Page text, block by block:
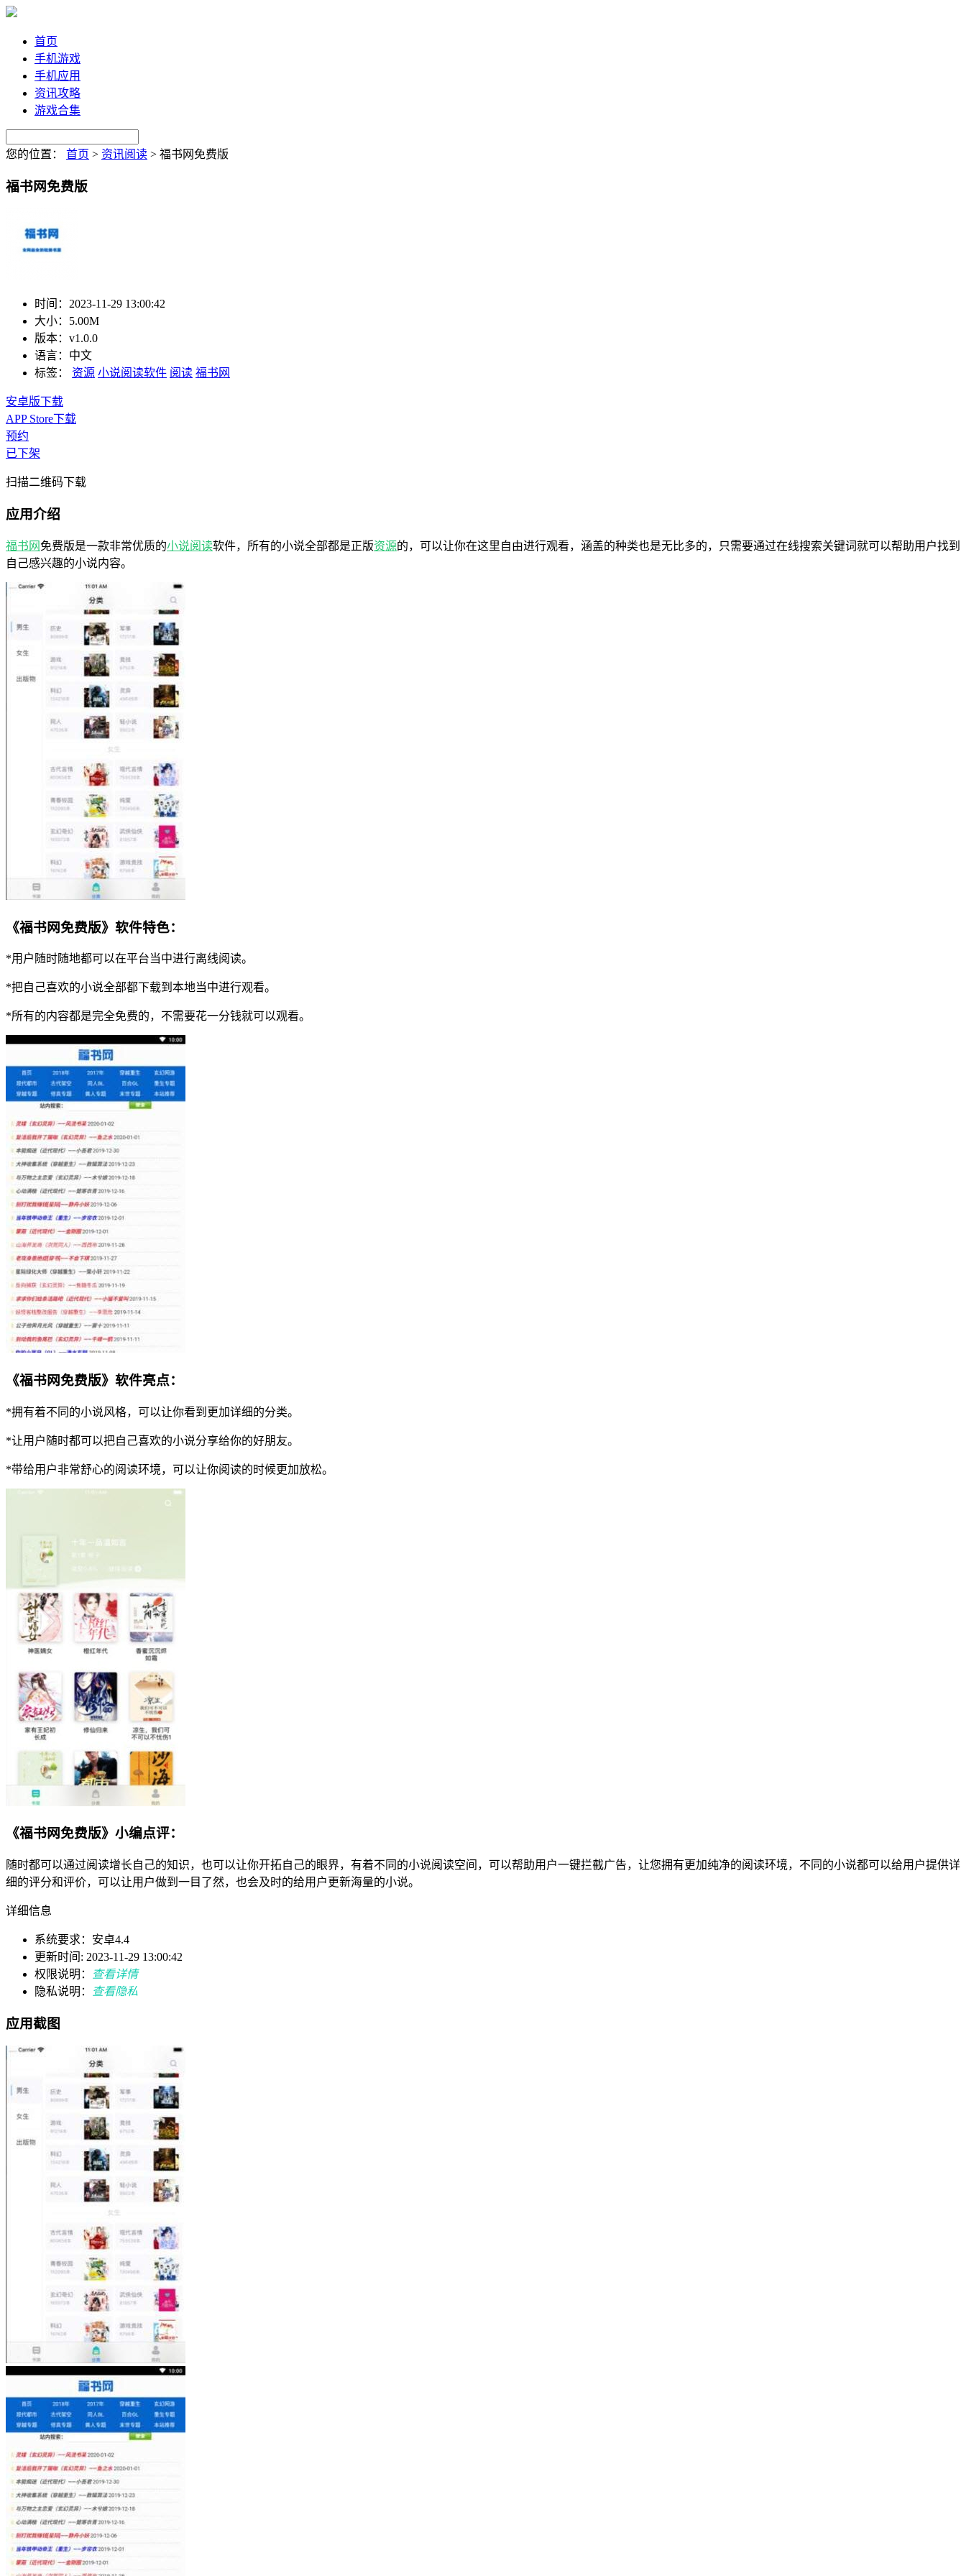
首页
手机游戏
手机应用
资讯攻略
游戏合集
您的位置： 首页 > 资讯阅读 > 福书网免费版
福书网免费版
时间： 2023-11-29 13:00:42
大小： 5.00M
版本： v1.0.0
语言： 中文
标签：
资源 小说阅读软件 阅读 福书网
安卓版下载
APP Store下载
预约
已下架
扫描二维码下载
应用介绍
福书网 免费版是一款非常优质的小说阅读软件，所有的小说全部都是正版资源的，可以让你在这里自由进行观看，涵盖的种类也是无比多的，只需要通过在线搜索关键词就可以帮助用户找到
自己感兴趣的小说内容。
《福书网免费版》软件特色：
*用户随时随地都可以在平台当中进行离线阅读。
*把自己喜欢的小说全部都下载到本地当中进行观看。
*所有的内容都是完全免费的，不需要花一分钱就可以观看。
《福书网免费版》软件亮点：
*拥有着不同的小说风格，可以让你看到更加详细的分类。
*让用户随时都可以把自己喜欢的小说分享给你的好朋友。
*带给用户非常舒心的阅读环境，可以让你阅读的时候更加放松。
《福书网免费版》小编点评：
随时都可以通过阅读增长自己的知识，也可以让你开拓自己的眼界，有着不同的小说阅读空间，可以帮助用户一键拦截广告，让您拥有更加纯净的阅读环境，不同的小说都可以给用户提供详
细的评分和评价，可以让用户做到一目了然，也会及时的给用户更新海量的小说。
详细信息
系统要求：安卓4.4
更新时间: 2023-11-29 13:00:42
权限说明：
查看详情
隐私说明：
查看隐私
应用截图